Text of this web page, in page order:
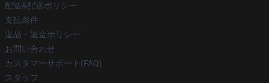
配送&配送ポリシー
支払条件
返品・返金ポリシー
お問い合わせ
カスタマーサポート(FAQ)
スタッフ